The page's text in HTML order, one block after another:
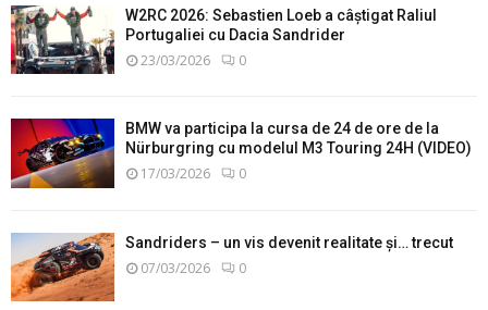
W2RC 2026: Sebastien Loeb a câștigat Raliul
Portugaliei cu Dacia Sandrider
23/03/2026 0
BMW va participa la cursa de 24 de ore de la
Nürburgring cu modelul M3 Touring 24H (VIDEO)
17/03/2026 0
Sandriders – un vis devenit realitate și… trecut
07/03/2026 0